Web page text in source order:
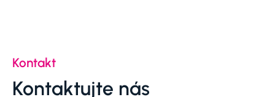
Kontakt
Kontaktujte nás